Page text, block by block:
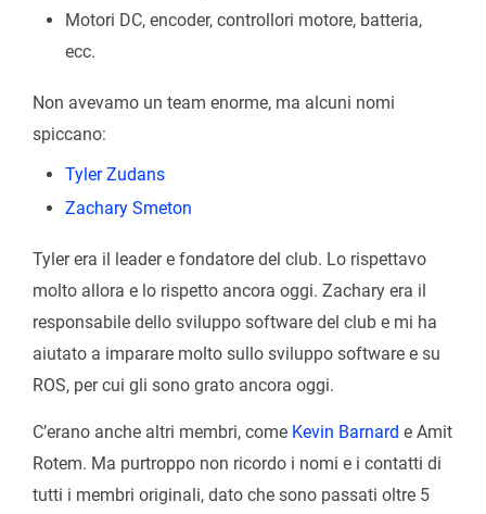
Motori DC, encoder, controllori motore, batteria,
ecc.
Non avevamo un team enorme, ma alcuni nomi
spiccano:
Tyler Zudans
Zachary Smeton
Tyler era il leader e fondatore del club. Lo rispettavo
molto allora e lo rispetto ancora oggi. Zachary era il
responsabile dello sviluppo software del club e mi ha
aiutato a imparare molto sullo sviluppo software e su
ROS, per cui gli sono grato ancora oggi.
C’erano anche altri membri, come Kevin Barnard e Amit
Rotem. Ma purtroppo non ricordo i nomi e i contatti di
tutti i membri originali, dato che sono passati oltre 5